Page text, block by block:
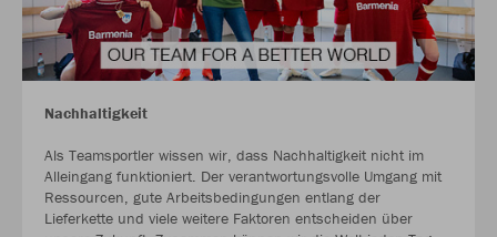
Nachhaltigkeit
Als Teamsportler wissen wir, dass Nachhaltigkeit nicht im
Alleingang funktioniert. Der verantwortungsvolle Umgang mit
Ressourcen, gute Arbeitsbedingungen entlang der
Lieferkette und viele weitere Faktoren entscheiden über